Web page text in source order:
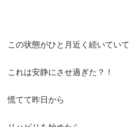
この状態がひと月近く続いていて
これは安静にさせ過ぎた？！
慌てて昨日から